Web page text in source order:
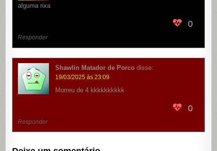
alguma rixa
0
Responder
Shawlin Matador de Porco disse:
19/03/2025 às 23:09
Morreu de 4 kkkkkkkkkk
0
Responder